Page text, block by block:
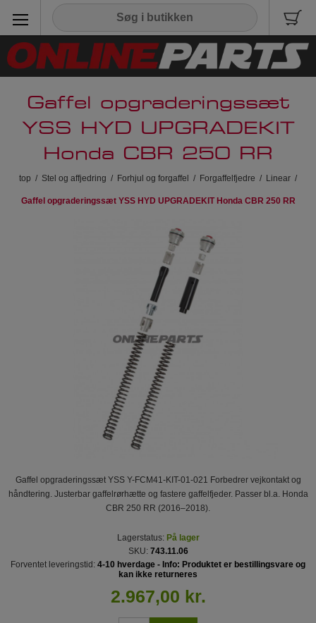
Gaffel opgraderingssæt
YSS HYD UPGRADEKIT
Honda CBR 250 RR
top / Stel og affjedring / Forhjul og forgaffel / Forgaffelfjedre / Linear /
Gaffel opgraderingssæt YSS HYD UPGRADEKIT Honda CBR 250 RR
Gaffel opgraderingssæt YSS Y-FCM41-KIT-01-021 Forbedrer vejkontakt og
håndtering. Justerbar gaffelrørhætte og fastere gaffelfjeder. Passer bl.a. Honda
CBR 250 RR (2016–2018).
Lagerstatus: På lager
SKU: 743.11.06
Forventet leveringstid: 4-10 hverdage - Info: Produktet er bestillingsvare og
kan ikke returneres
2.967,00 kr.